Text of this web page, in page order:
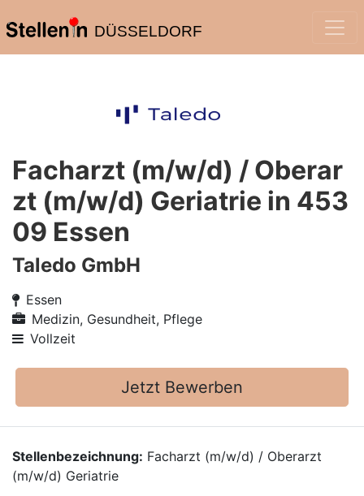
DÜSSELDORF
Facharzt (m/w/d) / Oberar
zt (m/w/d) Geriatrie in 453
09 Essen
Taledo GmbH
Essen
Medizin, Gesundheit, Pflege
Vollzeit
Jetzt Bewerben
Stellenbezeichnung: Facharzt (m/w/d) / Oberarzt
(m/w/d) Geriatrie